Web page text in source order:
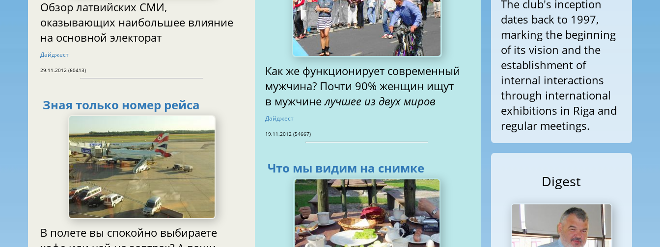
Обзор латвийских СМИ,
оказывающих наибольшее влияние
на основной электорат
Дайджест
29.11.2012 (60413)
Зная только номер рейса
В полете вы спокойно выбираете
Как же функционирует современный
мужчина? Почти 90% женщин ищут
в мужчинелучшее из двух миров
Дайджест
19.11.2012 (54667)
Что мы видим на снимке
The club's inception
dates back to 1997,
marking the beginning
of its vision and the
establishment of
internal interactions
through international
exhibitions in Riga and
regular meetings.
Digest